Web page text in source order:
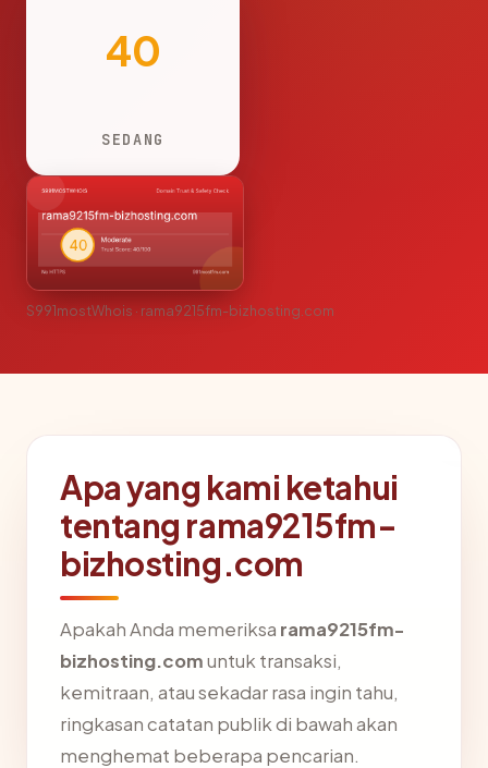
40
SEDANG
S991mostWhois · rama9215fm-bizhosting.com
Apa yang kami ketahui
tentang rama9215fm-
bizhosting.com
Apakah Anda memeriksa rama9215fm-
bizhosting.comuntuk transaksi,
kemitraan, atau sekadar rasa ingin tahu,
ringkasan catatan publik di bawah akan
menghemat beberapa pencarian.